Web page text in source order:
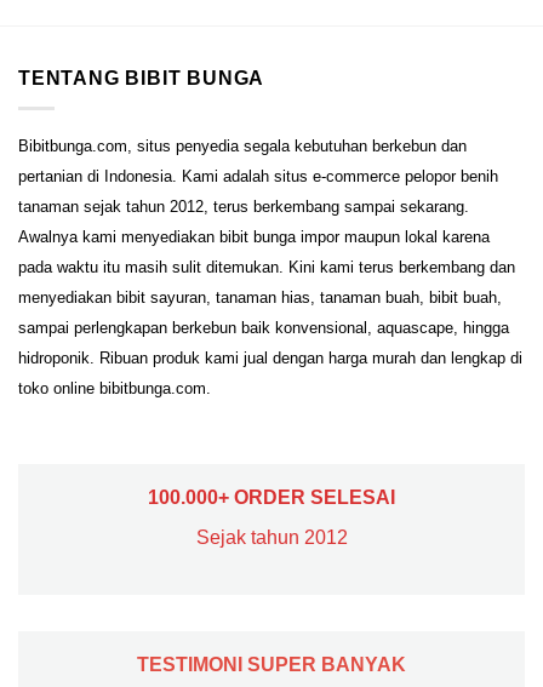
TENTANG BIBIT BUNGA
Bibitbunga.com, situs penyedia segala kebutuhan berkebun dan
pertanian di Indonesia. Kami adalah situs e-commerce pelopor benih
tanaman sejak tahun 2012, terus berkembang sampai sekarang.
Awalnya kami menyediakan bibit bunga impor maupun lokal karena
pada waktu itu masih sulit ditemukan. Kini kami terus berkembang dan
menyediakan bibit sayuran, tanaman hias, tanaman buah, bibit buah,
sampai perlengkapan berkebun baik konvensional, aquascape, hingga
hidroponik. Ribuan produk kami jual dengan harga murah dan lengkap di
toko online bibitbunga.com.
100.000+ ORDER SELESAI
Sejak tahun 2012
TESTIMONI SUPER BANYAK